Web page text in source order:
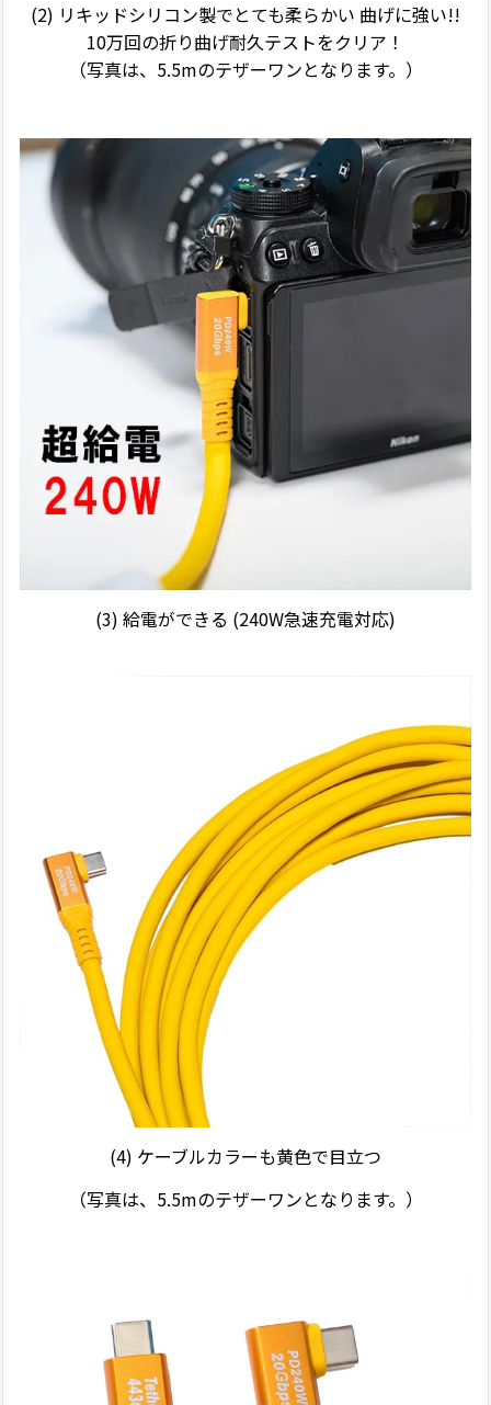
(2) リキッドシリコン製でとても柔らかい 曲げに強い!!
10万回の折り曲げ耐久テストをクリア！
（写真は、5.5mのテザーワンとなります。）
(3) 給電ができる (240W急速充電対応)
(4) ケーブルカラーも黄色で目立つ
（写真は、5.5mのテザーワンとなります。）